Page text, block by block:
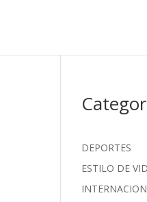
DEPORTES
ESTILO DE